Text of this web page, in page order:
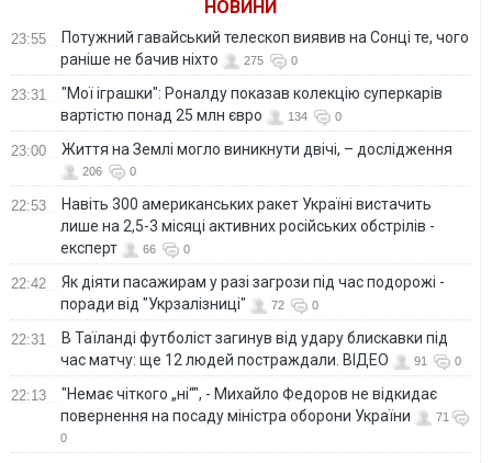
НОВИНИ
23:55
Потужний гавайський телескоп виявив на Сонці те, чого
раніше не бачив ніхто
275 0
23:31
"Мої іграшки": Роналду показав колекцію суперкарів
вартістю понад 25 млн євро
134 0
23:00 Життя на Землі могло виникнути двічі, – дослідження
206 0
22:53
Навіть 300 американських ракет Україні вистачить
лише на 2,5-3 місяці активних російських обстрілів -
експерт
66 0
22:42
Як діяти пасажирам у разі загрози під час подорожі -
поради від "Укрзалізниці"
72 0
22:31
В Таїланді футболіст загинув від удару блискавки під
час матчу: ще 12 людей постраждали. ВІДЕО
91 0
22:13
"Немає чіткого „ні“", - Михайло Федоров не відкидає
повернення на посаду міністра оборони України
71
0